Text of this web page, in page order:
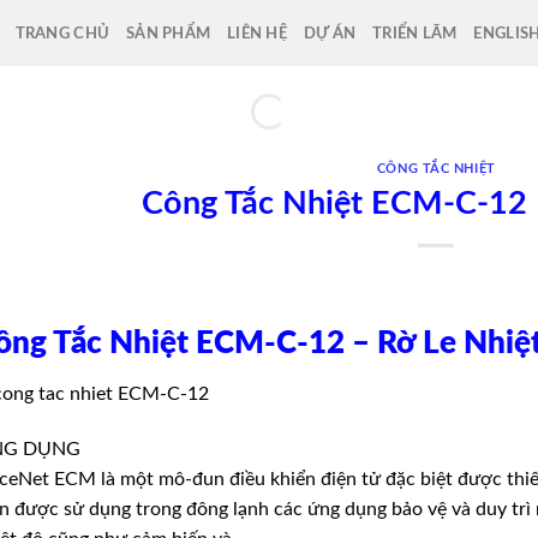
TRANG CHỦ SẢN PHẨM LIÊN HỆ DỰ ÁN TRIỂN LÃM
CÔNG TẮC NHIỆT
Công Tắc Nhiệt ECM-C-12
Tắc Nhiệt ECM-C-12 – Rờ Le
DỤNG
ECM là một mô-đun điều khiển điện tử đặc biệt được
được sử dụng trong đông lạnh các ứng dụng bảo vệ và duy